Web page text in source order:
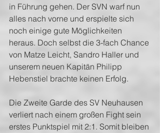
in Führung gehen. Der SVN warf nun
alles nach vorne und erspielte sich
noch einige gute Möglichkeiten
heraus. Doch selbst die 3-fach Chance
von Matze Leicht, Sandro Haller und
unserem neuen Kapitän Philipp
Hebenstiel brachte keinen Erfolg.
Die Zweite Garde des SV Neuhausen
verliert nach einem großen Fight sein
erstes Punktspiel mit 2:1. Somit bleiben